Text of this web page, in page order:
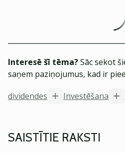
Interesē šī tēma?Sāc sekot
saņem paziņojumus, kad ir
dividendes
Investēšana
SAISTĪTIE RAKSTI